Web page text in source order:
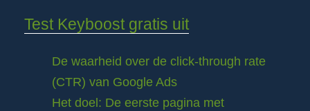
Test Keyboost gratis uit
De waarheid over de click-through rate
(CTR) van Google Ads
Het doel: De eerste pagina met